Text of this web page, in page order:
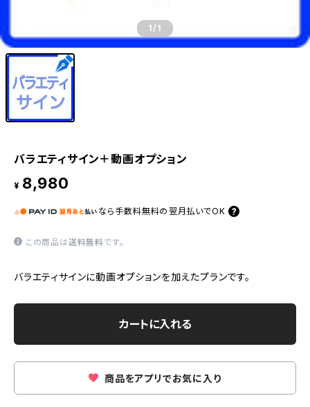
1/1
バラエティサイン＋動画オプション
¥ 8,980
なら 手数料無料の 翌月払いでOK
この商品は送料無料です。
バラエティサインに動画オプションを加えたプランです。
カートに入れる
商品をアプリでお気に入り